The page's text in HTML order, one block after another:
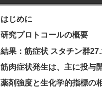
はじめに
研究プロトコールの概要
結果：筋症状 スタチン群
筋肉症状発生は、主に投与
薬剤強度と生化学的指標の